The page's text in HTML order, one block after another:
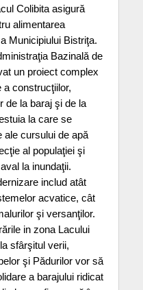
Colibita asigură
alimentarea
Municipiului Bistriţa.
Bazinală de
un proiect complex
a construcţiilor,
de la baraj şi de la
la care se
ale cursului de apă
al populaţiei şi
la inundaţii.
includ atât
acvatice, cât
şi versanţilor.
in zona Lacului
sfârşitul verii,
şi Pădurilor vor să
a barajului ridicat